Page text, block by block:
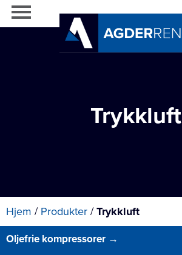
Trykkluft
Hjem / Produkter /Trykkluft
Oljefrie kompressorer →